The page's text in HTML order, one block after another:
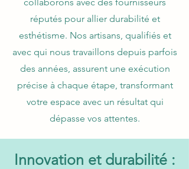
réputés pour allier durabilité et
esthétisme. Nos artisans, qualifiés et
avec qui nous travaillons depuis parfois
des années, assurent une exécution
précise à chaque étape, transformant
votre espace avec un résultat qui
dépasse vos attentes.
Innovation et durabilité :